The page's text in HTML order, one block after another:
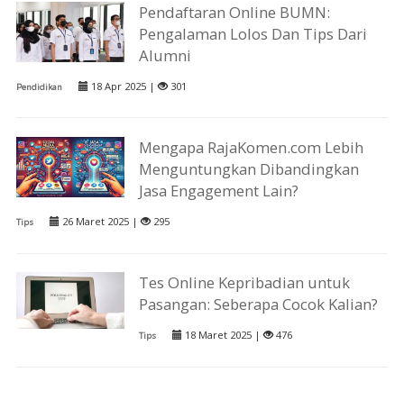
Pendaftaran Online BUMN:
Pengalaman Lolos Dan Tips Dari
Alumni
Pendidikan 18 Apr 2025 | 301
Mengapa RajaKomen.com Lebih
Menguntungkan Dibandingkan
Jasa Engagement Lain?
Tips 26 Maret 2025 | 295
Tes Online Kepribadian untuk
Pasangan: Seberapa Cocok Kalian?
Tips 18 Maret 2025 | 476